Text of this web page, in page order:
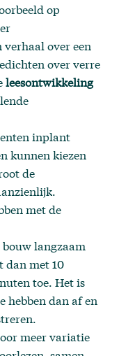
op
over een
over verre
leesontwikkeling
inplant
kunnen kiezen
de
met de
langzaam
dan met 10
toe. Het is
hebben dan af en
meer variatie